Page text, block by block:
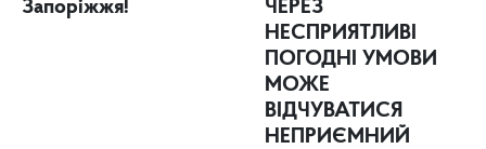
Запоріжжя!
ЧЕРЕЗ
НЕСПРИЯТЛИВІ
ПОГОДНІ УМОВИ
МОЖЕ
ВІДЧУВАТИСЯ
НЕПРИЄМНИЙ